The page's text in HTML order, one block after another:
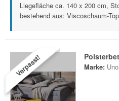
Liegefläche ca. 140 x 200 cm,
bestehend aus: Viscoschaum-
Verpasst! Marke: